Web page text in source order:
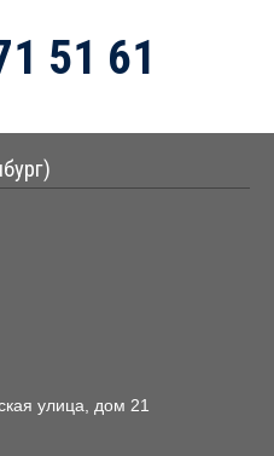
51 61
улица, дом 21